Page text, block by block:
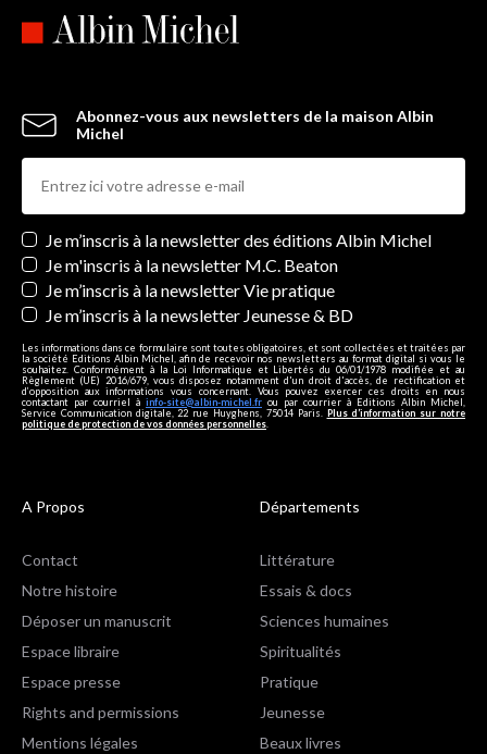
Abonnez-vous aux newsletters de la maison Albin
Michel
Newsletters
Je m’inscris à la newsletter des éditions Albin Michel
Je m'inscris à la newsletter M.C. Beaton
Je m’inscris à la newsletter Vie pratique
Je m’inscris à la newsletter Jeunesse & BD
Les informations dans ce formulaire sont toutes obligatoires, et sont collectées et traitées par
la société Editions Albin Michel, afin de recevoir nos newsletters au format digital si vous le
souhaitez. Conformément à la Loi Informatique et Libertés du 06/01/1978 modifiée et au
Règlement (UE) 2016/679, vous disposez notamment d'un droit d'accès, de rectification et
d’opposition aux informations vous concernant. Vous pouvez exercer ces droits en nous
contactant par courriel à info-site@albin-michel.fr ou par courrier à Editions Albin Michel,
Service Communication digitale, 22 rue Huyghens, 75014 Paris. Plus d’information sur notre
politique de protection de vos données personnelles
A Propos
Contact
Notre histoire
Déposer un manuscrit
Espace libraire
Espace presse
Rights and permissions
Mentions légales
Départements
Littérature
Essais & docs
Sciences humaines
Spiritualités
Pratique
Jeunesse
Beaux livres